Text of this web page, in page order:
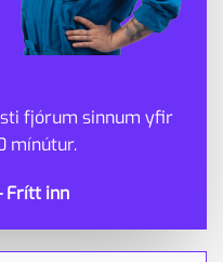
fjórum sinnum yfir
mínútur.
Frítt inn